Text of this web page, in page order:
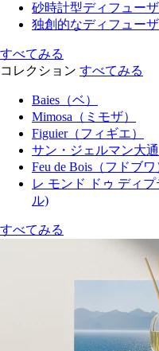
砂時計型ディフュー
独創的なディフュー
すべてみる
コレクション すべてみる
Baies（ベ）
Mimosa（ミモザ）
Figuier（フィギエ）
サン・ジェルマン大
Feu de Bois（フドブワ
レ モンド ドゥ ディ
ル)
すべてみる